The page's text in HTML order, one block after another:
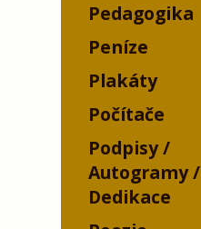
Pedagogika
Peníze
Plakáty
Počítače
Podpisy /
Autogramy /
Dedikace